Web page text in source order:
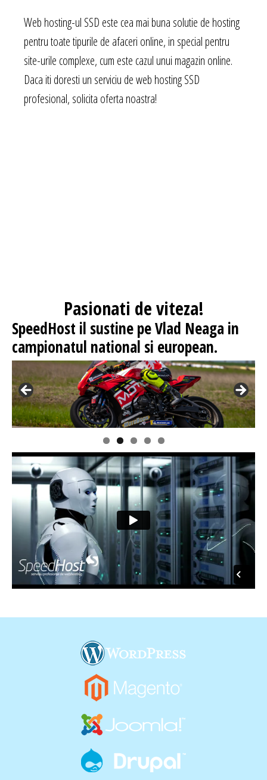
Web hosting-ul SSD este cea mai buna solutie de hosting
pentru toate tipurile de afaceri online, in special pentru
site-urile complexe, cum este cazul unui magazin online.
Daca iti doresti un serviciu de web hosting SSD
profesional, solicita oferta noastra!
Pasionati de viteza!
SpeedHost il sustine pe Vlad Neaga in
campionatul national si european.